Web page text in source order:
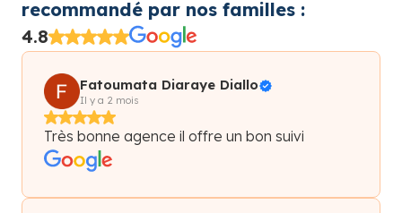
recommandé par nos familles :
4.8
Fatoumata Diaraye Diallo
Il y a 2 mois
Très bonne agence il offre un bon suivi